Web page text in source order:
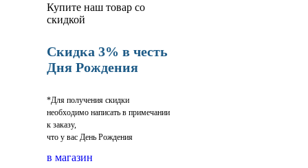
Купите наш товар со
скидкой
Скидка 3% в честь
Дня Рождения
*Для получения скидки
необходимо написать в примечании
к заказу,
что у вас День Рождения
в магазин